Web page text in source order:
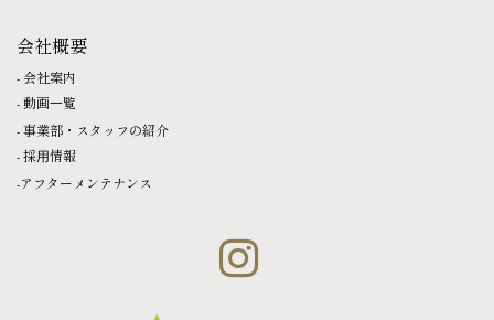
会社概要
会社案内
動画⼀覧
事業部・スタッフの紹介
採⽤情報
アフターメンテナンス